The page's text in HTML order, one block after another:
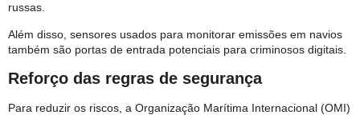
russas.
Além disso, sensores usados para monitorar emissões em navios
também são portas de entrada potenciais para criminosos digitais.
Reforço das regras de segurança
Para reduzir os riscos, a Organização Marítima Internacional (OMI)